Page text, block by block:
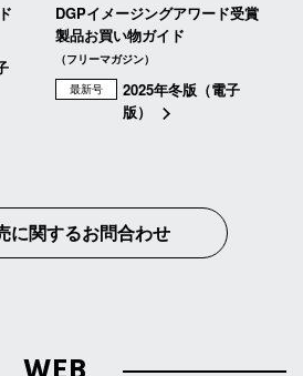
DGPイメージングアワード受賞
製品お買い物ガイド
（フリーマガジン）
最新号
2025年冬版（電子
版）
に関するお問合わせ